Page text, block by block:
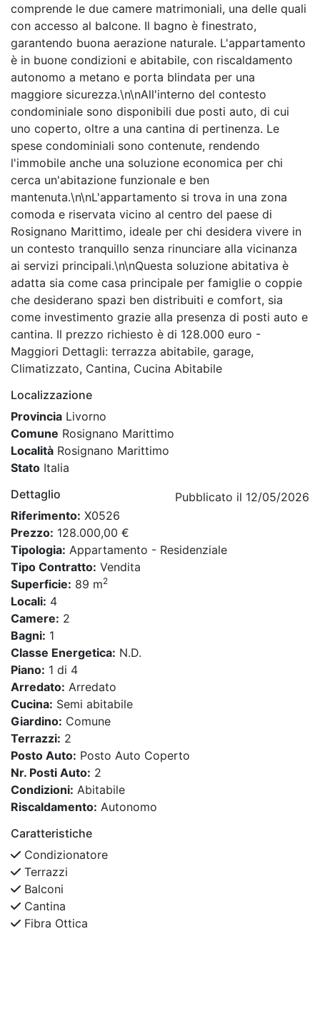
comprende le due camere matrimoniali, una delle quali
con accesso al balcone. Il bagno è finestrato,
garantendo buona aerazione naturale. L'appartamento
è in buone condizioni e abitabile, con riscaldamento
autonomo a metano e porta blindata per una
maggiore sicurezza.\n\nAll'interno del contesto
condominiale sono disponibili due posti auto, di cui
uno coperto, oltre a una cantina di pertinenza. Le
spese condominiali sono contenute, rendendo
l'immobile anche una soluzione economica per chi
cerca un'abitazione funzionale e ben
mantenuta.\n\nL'appartamento si trova in una zona
comoda e riservata vicino al centro del paese di
Rosignano Marittimo, ideale per chi desidera vivere in
un contesto tranquillo senza rinunciare alla vicinanza
ai servizi principali.\n\nQuesta soluzione abitativa è
adatta sia come casa principale per famiglie o coppie
che desiderano spazi ben distribuiti e comfort, sia
come investimento grazie alla presenza di posti auto e
cantina. Il prezzo richiesto è di 128.000 euro -
Maggiori Dettagli: terrazza abitabile, garage,
Climatizzato, Cantina, Cucina Abitabile
Localizzazione
Provincia Livorno
Comune Rosignano Marittimo
Località Rosignano Marittimo
Stato Italia
Dettaglio
Pubblicato il 12/05/2026
Riferimento: X0526
Prezzo: 128.000,00 €
Tipologia: Appartamento - Residenziale
Tipo Contratto: Vendita
Superficie: 89 m2
Locali: 4
Camere: 2
Bagni: 1
Classe Energetica: N.D.
Piano: 1 di 4
Arredato: Arredato
Cucina: Semi abitabile
Giardino: Comune
Terrazzi: 2
Posto Auto: Posto Auto Coperto
Nr. Posti Auto: 2
Condizioni: Abitabile
Riscaldamento: Autonomo
Caratteristiche
Condizionatore
Terrazzi
Balconi
Cantina
Fibra Ottica